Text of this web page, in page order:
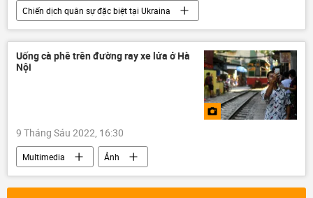
Chiến dịch quân sự đặc biệt tại Ukraina
Thế giới
Nga
Ukraina
Cuộc khủng hoảng ở Ukraina
LNR
DNR
Quân sự
Uống cà phê trên đường ray xe lửa ở Hà
Nội
9 Tháng Sáu 2022, 16:30
Multimedia Ảnh